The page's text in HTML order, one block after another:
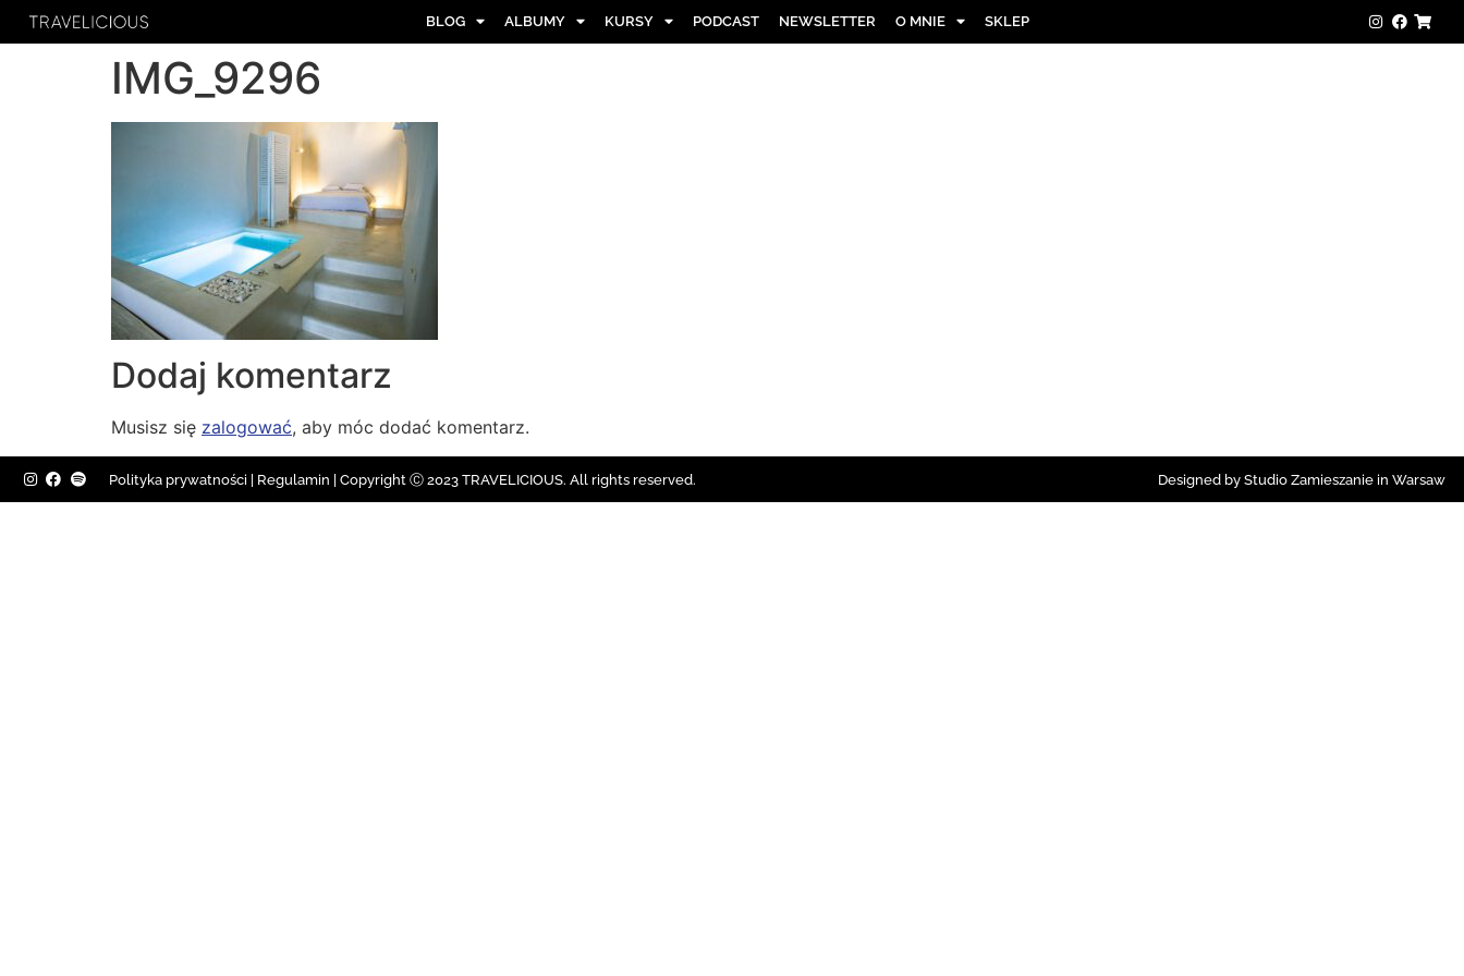
BLOG ALBUMY KURSY PODCAST NEWSLETTER O MNIE SKLEP
IMG_9296
Dodaj komentarz
Musisz się zalogować, aby móc dodać komentarz.
Polityka prywatności Regulamin | Copyright Ⓒ 2023 TRAVELICIOUS. All rights reserved. Designed by Studio Zamieszanie in Warsaw